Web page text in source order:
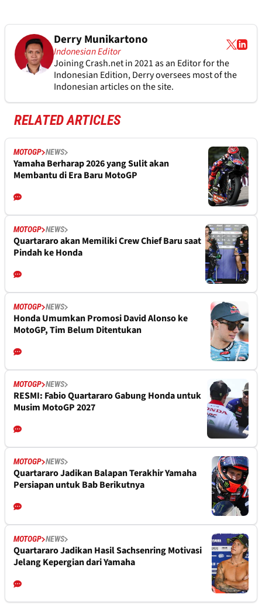
Derry Munikartono
Indonesian Editor
Joining Crash.net in 2021 as an Editor for the
Indonesian Edition, Derry oversees most of the
Indonesian articles on the site.
RELATED ARTICLES
MOTOGP NEWS
Yamaha Berharap 2026 yang Sulit akan
Membantu di Era Baru MotoGP
MOTOGP NEWS
Quartararo akan Memiliki Crew Chief Baru saat
Pindah ke Honda
MOTOGP NEWS
Honda Umumkan Promosi David Alonso ke
MotoGP, Tim Belum Ditentukan
MOTOGP NEWS
RESMI: Fabio Quartararo Gabung Honda untuk
Musim MotoGP 2027
MOTOGP NEWS
Quartararo Jadikan Balapan Terakhir Yamaha
Persiapan untuk Bab Berikutnya
MOTOGP NEWS
Quartararo Jadikan Hasil Sachsenring Motivasi
Jelang Kepergian dari Yamaha